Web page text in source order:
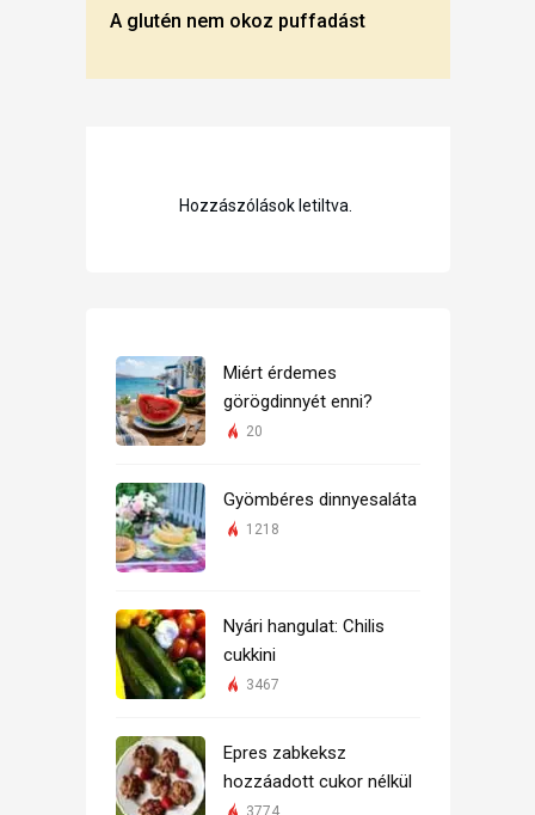
A glutén nem okoz puffadást
Hozzászólások letiltva.
Miért érdemes
görögdinnyét enni?
20
Gyömbéres dinnyesaláta
1218
Nyári hangulat: Chilis
cukkini
3467
Epres zabkeksz
hozzáadott cukor nélkül
3774